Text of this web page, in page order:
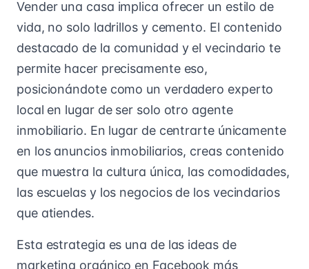
Vender una casa implica ofrecer un estilo de
vida, no solo ladrillos y cemento. El contenido
destacado de la comunidad y el vecindario te
permite hacer precisamente eso,
posicionándote como un verdadero experto
local en lugar de ser solo otro agente
inmobiliario. En lugar de centrarte únicamente
en los anuncios inmobiliarios, creas contenido
que muestra la cultura única, las comodidades,
las escuelas y los negocios de los vecindarios
que atiendes.
Esta estrategia es una de las ideas de
marketing orgánico en Facebook más